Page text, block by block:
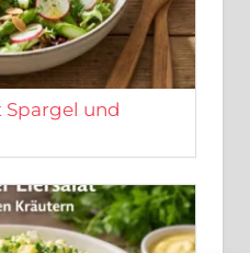
und